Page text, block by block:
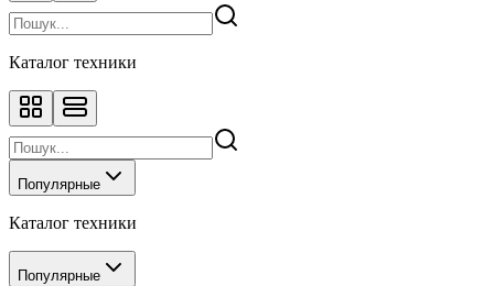
Каталог техники
Популярные
Каталог техники
Популярные